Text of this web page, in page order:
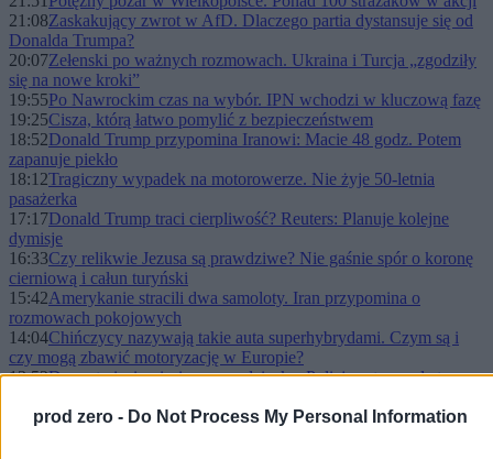
prod zero - Do Not Process My Personal Information
21:08Zaskakujący zwrot w AfD. Dlaczego partia dystansuje się od
Donalda Trumpa?
20:07Zełenski po ważnych rozmowach. Ukraina i Turcja „zgodziły
się na nowe kroki”
19:55Po Nawrockim czas na wybór. IPN wchodzi w kluczową fazę
19:25Cisza, którą łatwo pomylić z bezpieczeństwem
18:52Donald Trump przypomina Iranowi: Macie 48 godz. Potem
zapanuje piekło
18:12Tragiczny wypadek na motorowerze. Nie żyje 50-letnia
pasażerka
17:17Donald Trump traci cierpliwość? Reuters: Planuje kolejne
dymisje
16:33Czy relikwie Jezusa są prawdziwe? Nie gaśnie spór o koronę
cierniową i całun turyński
15:42Amerykanie stracili dwa samoloty. Iran przypomina o
rozmowach pokojowych
14:04Chińczycy nazywają takie auta superhybrydami. Czym są i
czy mogą zbawić motoryzację w Europie?
13:52Dramat pięciomiesięcznego dziecka. Policja zatrzymała trzy
13:26Świąteczna przerwa od polityki. Tusk i Kaczyński złożyli